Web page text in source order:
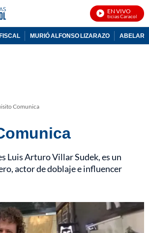
EN VIVO
Noticias Caracol En
MURIÓ ALFONSO LIZARAZO
Comunica
Luis Arturo Villar Sudek, es un
actor de doblaje e influencer